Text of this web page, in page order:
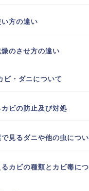
方の違い
のさせ方の違い
ビ・ダニについて
ビの防止及び対処
見るダニや他の虫につ
カビの種類とカビ毒に